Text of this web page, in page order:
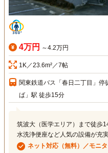
4万円 ～4.2万円
1K／23.6m²／7帖
関東鉄道バス「春日二丁目」停
ば」駅 徒歩15分
筑波大（医学エリア）まで徒歩
水洗浄便座など人気の設備が
ネット対応（無料）／モニ